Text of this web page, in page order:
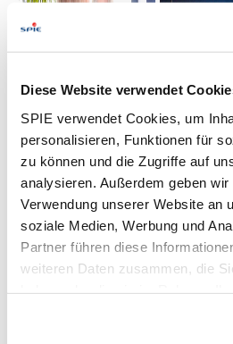
Diese Website verwendet
SPIE verwendet Cookies, um
personalisieren, Funktionen für
zu können und die Zugriffe auf
analysieren. Außerdem geben
Verwendung unserer Website an
soziale Medien, Werbung und
Partner führen diese
weiteren Daten zusammen, die
Verarbeitung Ihrer Daten in den